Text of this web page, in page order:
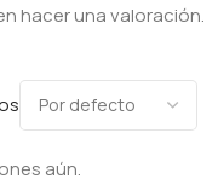
aún.
hacer una valoración.